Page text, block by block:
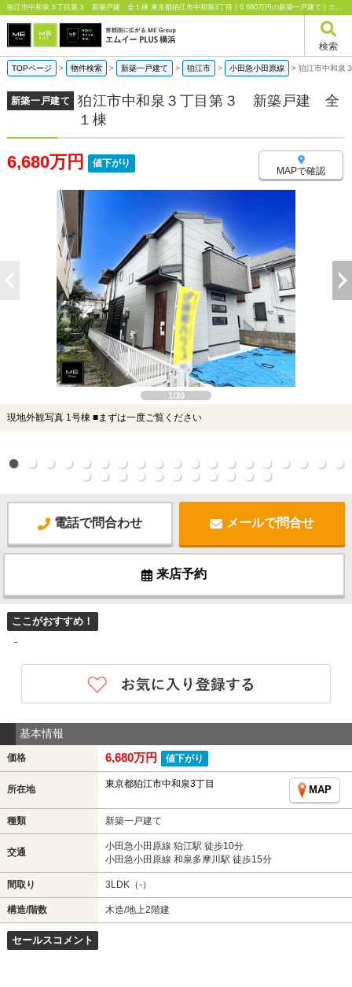
狛江市中和泉３丁目第３ 新築戸建 全１棟 東京都狛江市中和泉3丁目｜6,680万円の新築一戸建て｜エムイーPLUS横浜
検索
TOPページ > 物件検索 > 新築一戸建て > 狛江市 > 小田急小田原線 > 狛江市中和泉
新築一戸建て
狛江市中和泉３丁目第３ 新築戸建 全
１棟
6,680万円 値下がり
MAPで確認
1/30
現地外観写真 1号棟 ■まずは一度ご覧ください
電話で問合わせ メールで問合せ
来店予約
ここがおすすめ！
-
基本情報
価格 6,680万円 値下がり
所在地 東京都狛江市中和泉3丁目
MAP
種類 新築一戸建て
交通
小田急小田原線 狛江駅 徒歩10分
小田急小田原線 和泉多摩川駅 徒歩15分
間取り 3LDK（-）
構造/階数 木造/地上2階建
セールスコメント